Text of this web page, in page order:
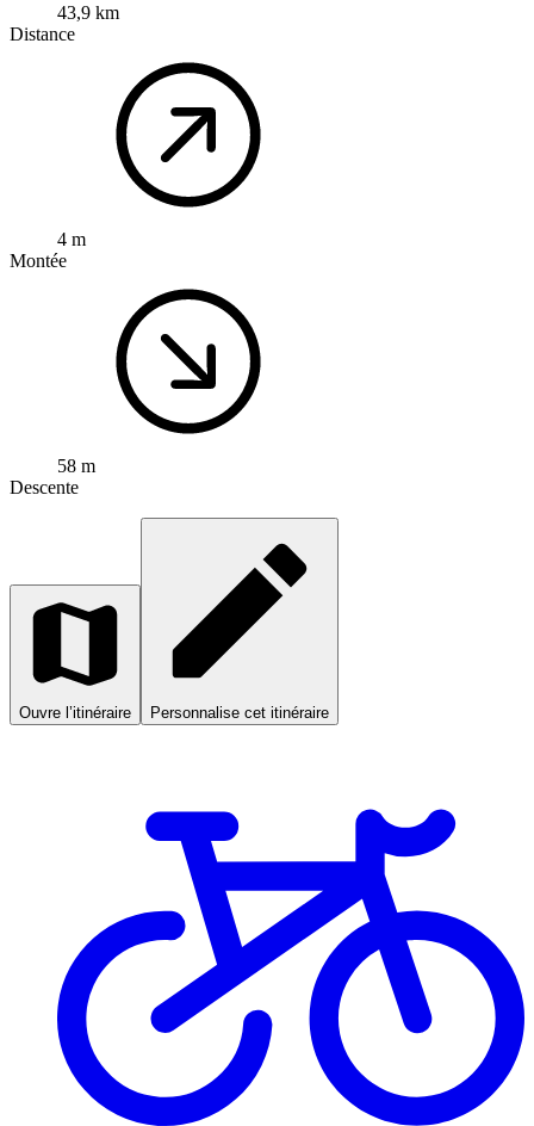
43,9 km
Distance
4 m
Montée
58 m
Descente
Ouvre l’itinéraire Personnalise cet itinéraire